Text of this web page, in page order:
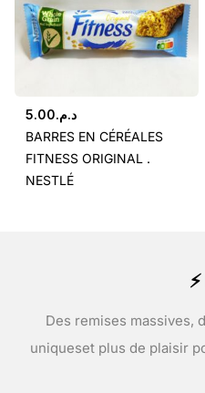
د.م.5.00
BARRES EN CÉRÉALES
FITNESS ORIGINAL .
NESTLÉ
Des remises massives,
uniqueset plus de plaisir